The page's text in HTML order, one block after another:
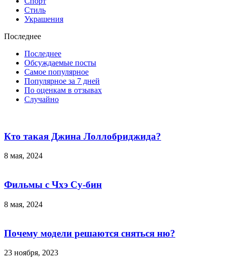
Стиль
Украшения
Последнее
Последнее
Обсуждаемые посты
Самое популярное
Популярное за 7 дней
По оценкам в отзывах
Случайно
Кто такая Джина Лоллобриджида?
8 мая, 2024
Фильмы с Чхэ Су-бин
8 мая, 2024
Почему модели решаются сняться ню?
23 ноября, 2023